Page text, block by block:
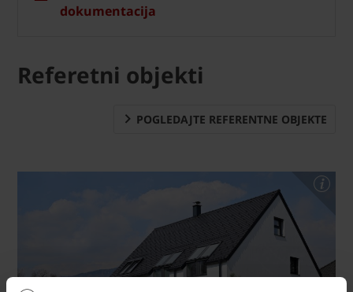
dokumentacija
Referetni objekti
POGLEDAJTE REFERENTNE OBJEKTE